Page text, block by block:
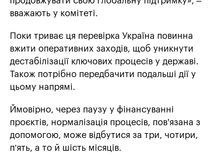
вважають у комітеті.
Поки триває ця перевірка Україна повинна
вжити оперативних заходів, щоб уникнути
дестабілізації ключових процесів у державі.
Також потрібно передбачити подальші дії у
цьому напрямі.
Ймовірно, через паузу у фінансуванні
проєктів, нормалізація процесів, пов'язана з
допомогою, може відбутися за три, чотири,
п’ять, а то й шість місяців.